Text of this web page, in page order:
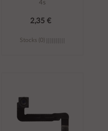
4s
2,35 €
Stocks (0)